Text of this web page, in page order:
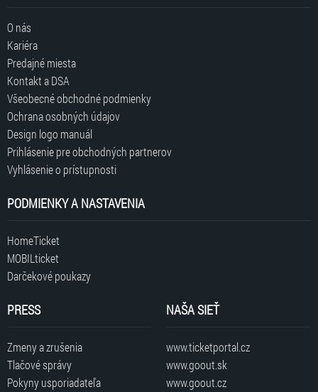
O nás
Kariéra
Predajné miesta
Kontakt a DSA
Všeobecné obchodné podmienky
Ochrana osobných údajov
Design logo manuál
Prihlásenie pre obchodných partnerov
Vyhlásenie o prístupnosti
PODMIENKY A NASTAVENIA
HomeTicket
MOBILticket
Darčekové poukazy
PRESS
Zmeny a zrušenia
Tlačové správy
Pokyny usporiadateľa
NAŠA SIEŤ
www.ticketportal.cz
www.goout.sk
www.goout.cz